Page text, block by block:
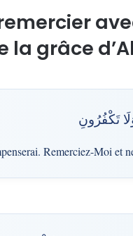
la grâce
تَكْفُرُونِ
Remerciez-Moi et